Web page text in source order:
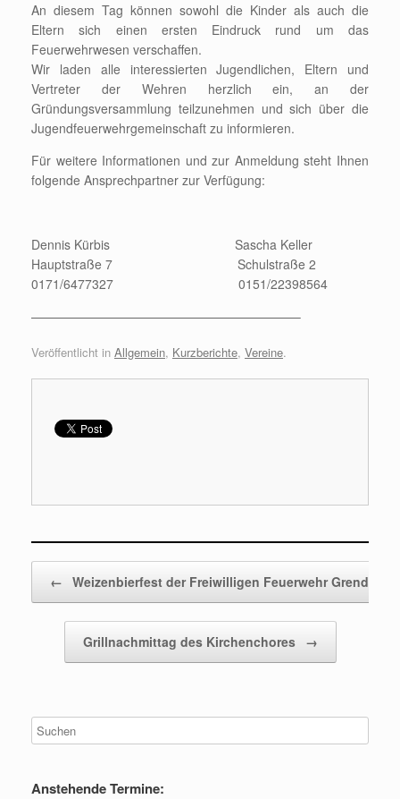
An diesem Tag können sowohl die Kinder als auch die
Eltern sich einen ersten Eindruck rund um das
Feuerwehrwesen verschaffen.
Wir laden alle interessierten Jugendlichen, Eltern und
Vertreter der Wehren herzlich ein, an der
Gründungsversammlung teilzunehmen und sich über die
Jugendfeuerwehrgemeinschaft zu informieren.
Für weitere Informationen und zur Anmeldung steht Ihnen
folgende Ansprechpartner zur Verfügung:
Dennis Kürbis Sascha Keller
Hauptstraße 7 Schulstraße 2
0171/6477327 0151/22398564
—————————————————————–
Veröffentlicht in Allgemein, Kurzberichte, Vereine.
← Weizenbierfest der Freiwilligen Feuerwehr Grenderich
Grillnachmittag des Kirchenchores →
Anstehende Termine: